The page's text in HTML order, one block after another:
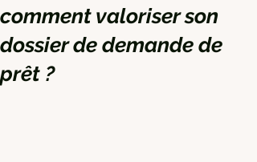
comment valoriser son
dossier de demande de
prêt ?